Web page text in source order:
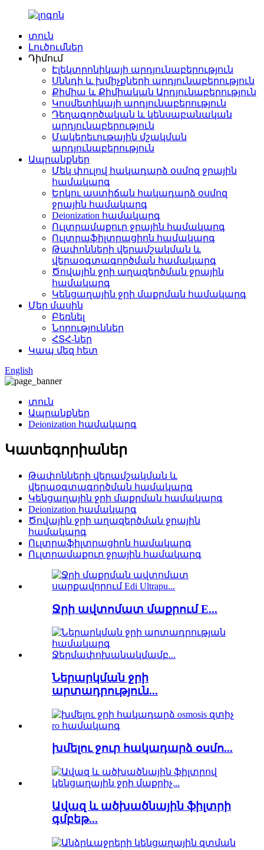
տուն
Լուծումներ
Դիմում
Էլեկտրոնիկայի արդյունաբերություն
Սննդի և խմիչքների արդյունաբերություն
Քիմիա և Քիմիական Արդյունաբերություն
Կոսմետիկայի արդյունաբերություն
Դեղագործական և կենսաբանական
արդյունաբերություն
Մակերեւութային մշակման
արդյունաբերություն
Ապրանքներ
Մեկ փուլով հակադարձ օսմոզ ջրային
համակարգ
Երկու աստիճան հակադարձ օսմոզ
ջրային համակարգ
Deionization համակարգ
Ուլտրամաքուր ջրային համակարգ
Ուլտրաֆիլտրացիոն համակարգ
Թափոնների վերամշակման և
վերաօգտագործման համակարգ
Ծովային ջրի աղազերծման ջրային
համակարգ
Կենցաղային ջրի մաքրման համակարգ
Մեր մասին
Բեռնել
Նորություններ
ՀՏՀ-ներ
Կապ մեզ հետ
English
տուն
Ապրանքներ
Deionization համակարգ
Կատեգորիաներ
Թափոնների վերամշակման և
վերաօգտագործման համակարգ
Կենցաղային ջրի մաքրման համակարգ
Deionization համակարգ
Ծովային ջրի աղազերծման ջրային
համակարգ
Ուլտրաֆիլտրացիոն համակարգ
Ուլտրամաքուր ջրային համակարգ
Ջրի ավտոմատ մաքրում E...
Ներարկման ջրի
արտադրություն...
խմելու ջուր հակադարձ օսմո...
Ավազ և ածխածնային ֆիլտրի
գմբեթ...